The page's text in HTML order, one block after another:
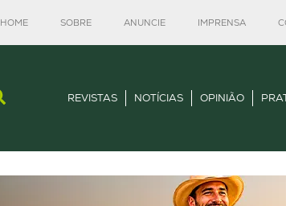
HOME SOBRE ANUNCIE IMPRENSA
REVISTAS NOTÍCIAS OPINIÃO